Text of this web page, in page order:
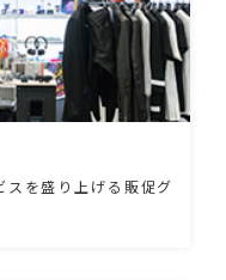
を盛り上げる販促グ